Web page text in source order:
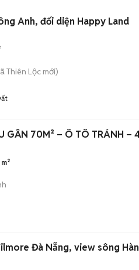
Anh, đối diện Happy Land
Thiên Lộc mới)
GẦN 70M² – Ô TÔ TRÁNH –
Đà Nẵng, view sông